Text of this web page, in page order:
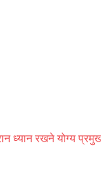
ध्यान रखने योग्य